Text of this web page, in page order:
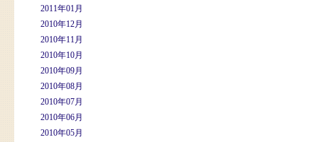
2011年01月
2010年12月
2010年11月
2010年10月
2010年09月
2010年08月
2010年07月
2010年06月
2010年05月